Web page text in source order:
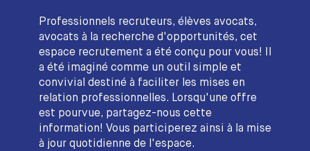
Professionnels recruteurs, élèves avocats,
avocats à la recherche d'opportunités, cet
espace recrutement a été conçu pour vous! Il
a été imaginé comme un outil simple et
convivial destiné à faciliter les mises en
relation professionnelles. Lorsqu'une offre
est pourvue, partagez-nous cette
information! Vous participerez ainsi à la mise
à jour quotidienne de l'espace.